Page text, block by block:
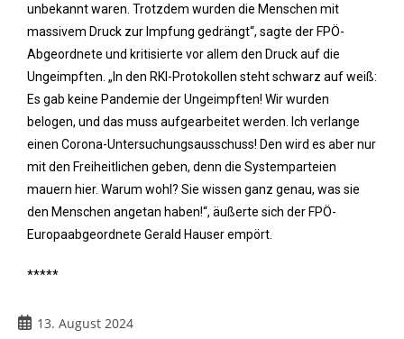
unbekannt waren. Trotzdem wurden die Menschen mit
massivem Druck zur Impfung gedrängt“, sagte der FPÖ-
Abgeordnete und kritisierte vor allem den Druck auf die
Ungeimpften. „In den RKI-Protokollen steht schwarz auf weiß:
Es gab keine Pandemie der Ungeimpften! Wir wurden
belogen, und das muss aufgearbeitet werden. Ich verlange
einen Corona-Untersuchungsausschuss! Den wird es aber nur
mit den Freiheitlichen geben, denn die Systemparteien
mauern hier. Warum wohl? Sie wissen ganz genau, was sie
den Menschen angetan haben!“, äußerte sich der FPÖ-
Europaabgeordnete Gerald Hauser empört.
*****
13. August 2024